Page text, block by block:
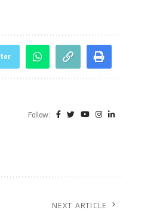
Follow:
NEXT ARTICLE